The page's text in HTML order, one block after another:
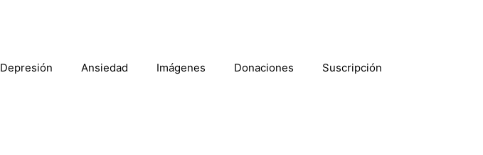
Depresión Ansiedad Imágenes Donaciones Suscripción